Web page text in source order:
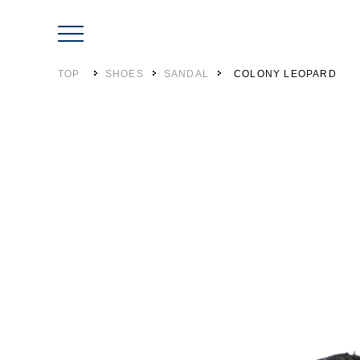
TOP SHOES SANDAL COLONY LEOPARD